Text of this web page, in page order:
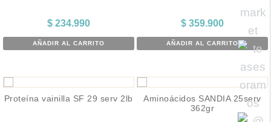
$234.990
AÑADIR AL CARRITO
$359.900
AÑADIR AL CARRITO
Proteína vainilla SF 29 serv 2lb
Aminoácidos SANDIA 25serv
362gr